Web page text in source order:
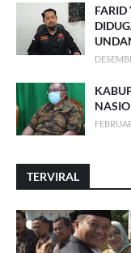
FARID
TERVIRAL